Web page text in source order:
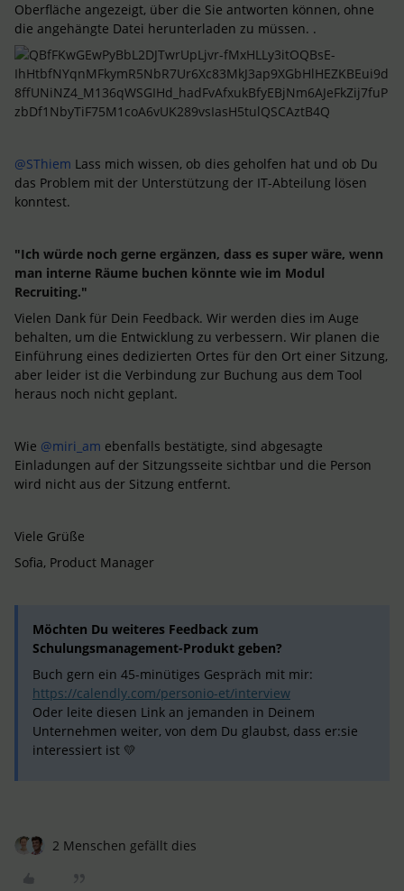
Oberfläche angezeigt, über die Sie antworten können, ohne
die angehängte Datei herunterladen zu müssen. .
@SThiem Lass mich wissen, ob dies geholfen hat und ob Du
das Problem mit der Unterstützung der IT-Abteilung lösen
konntest.
"Ich würde noch gerne ergänzen, dass es super wäre, wenn
man interne Räume buchen könnte wie im Modul
Recruiting."
Vielen Dank für Dein Feedback. Wir werden dies im Auge
behalten, um die Entwicklung zu verbessern. Wir planen die
Einführung eines dedizierten Ortes für den Ort einer Sitzung,
aber leider ist die Verbindung zur Buchung aus dem Tool
heraus noch nicht geplant.
Wie @miri_am ebenfalls bestätigte, sind abgesagte
Einladungen auf der Sitzungsseite sichtbar und die Person
wird nicht aus der Sitzung entfernt.
Viele Grüße
Sofia, Product Manager
Möchten Du weiteres Feedback zum
Schulungsmanagement-Produkt geben?
Buch gern ein 45-minütiges Gespräch mit mir:
https://calendly.com/personio-et/interview
Oder leite diesen Link an jemanden in Deinem
Unternehmen weiter, von dem Du glaubst, dass er:sie
interessiert ist 💛
2 Menschen gefällt dies